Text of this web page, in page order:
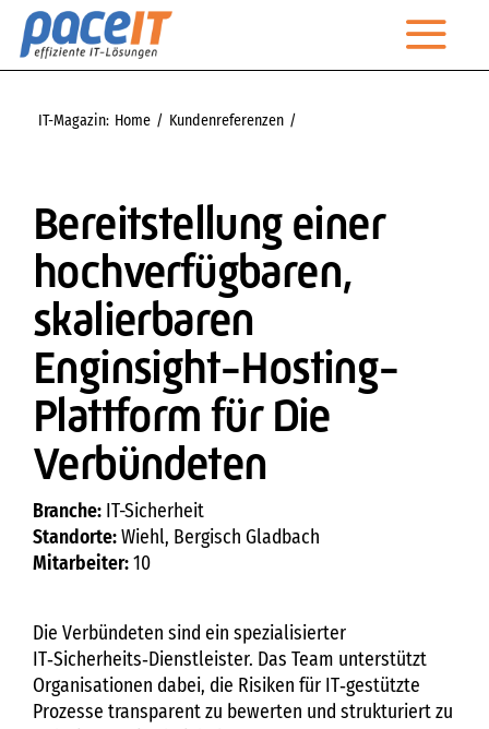
Zum
Inhalt
Leistungen
Managed Services
IT-Magazin
Kontakt
Technischer Support
IT-Magazin: Home
Kundenreferenzen
Bereitstellung einer
hochverfügbaren,
skalierbaren
Enginsight-Hosting-
Plattform für Die
Verbündeten
Branche: IT-Sicherheit
Standorte:Wiehl, Bergisch Gladbach
Mitarbeiter:10
Die Verbündeten sind ein spezialisierter
IT‑Sicherheits‑Dienstleister. Das Team unterstützt
Organisationen dabei, die Risiken für IT‑gestützte
Prozesse transparent zu bewerten und strukturiert zu